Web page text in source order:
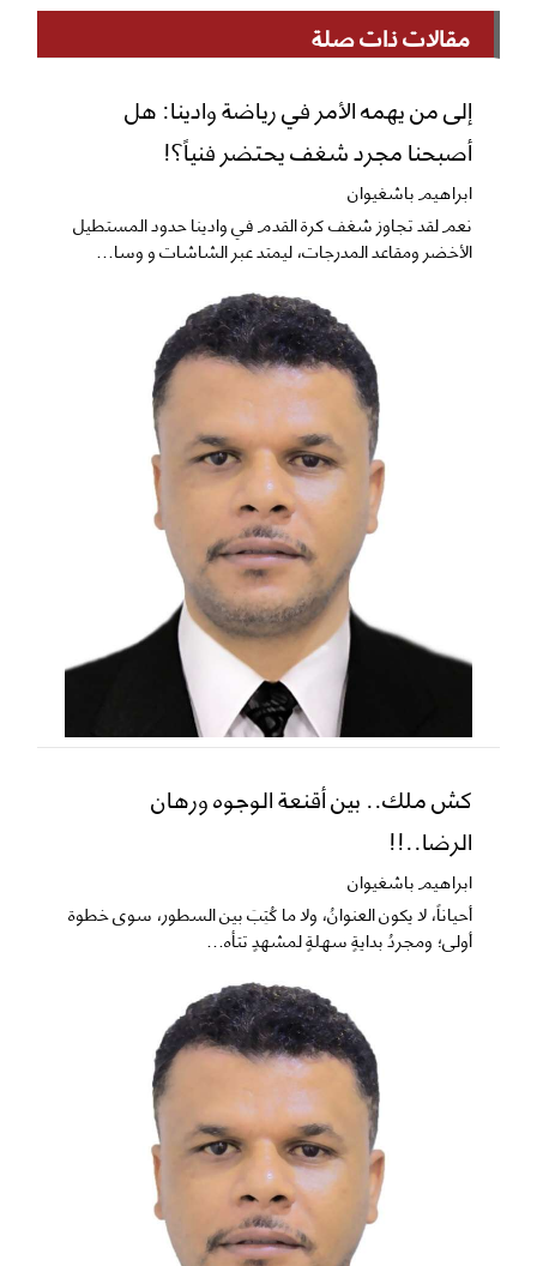
مقالات ذات صلة
إلى من يهمه الأمر في رياضة وادينا: هل
أصبحنا مجرد شغف يحتضر فنياً؟!
ابراهيم باشغيوان
نعم ​لقد تجاوز شغف كرة القدم في وادينا حدود المستطيل
الأخضر ومقاعد المدرجات، ليمتد عبر الشاشات و وسا...
كش ملك.. بين أقنعة الوجوه ورهان
الرضا..!!
ابراهيم باشغيوان
​أحياناً، لا يكون العنوانُ، ولا ما كُتِبَ بين السطور، سوى خطوة
أولى؛ ومجردُ بدايةٍ سهلةٍ لمشهدٍ تتأه...